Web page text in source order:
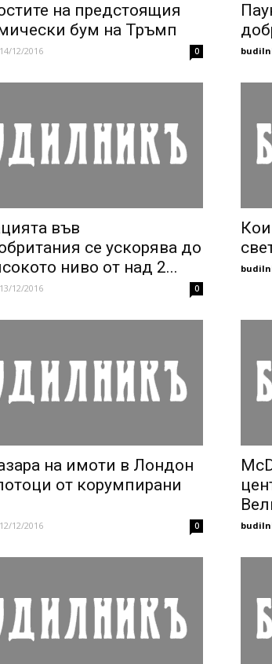
на предстоящия
бум на Тръмп
14/12/2016 0
във
се ускорява до
ниво от над 2...
13/12/2016 0
на имоти в Лондон
от корумпирани
12/12/2016 0